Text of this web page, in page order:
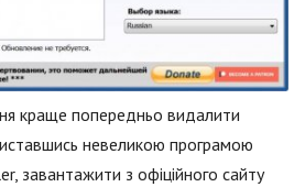
краще попередньо видалити
невеликою програмою
завантажити з офіційного сайту